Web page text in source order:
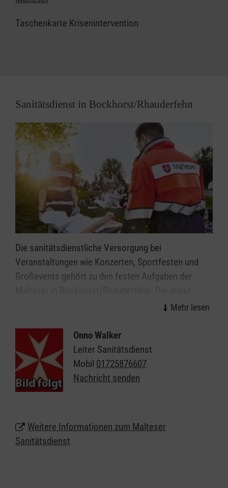
Malteser (Lückenschluss im
Unmittelbare Hilfe direkt nach dem Ereignis.
Kompetenzgewinn für ehrenamtliche
Helfer/innen
Unterstützung für Rettungsdienst, Feuerwehr
und weitere Organisationen
Taschenkarte Krisenintervention
Sanitätsdienst in Bockhorst/Rhauderfehn
Die sanitätsdienstliche Versorgung bei
Veranstaltungen wie Konzerten, Sportfesten und
Großevents gehört zu den festen Aufgaben der
ehrenamtlichen Mitarbeitenden des Malteser
Notfallvorsorge.
Veranstaltungen ab einer gewissen Dimension bzw.
mit einer bestimmten Charakteristik erfordern einen
qualifizierten Sanitätsdienst. Überall da, wo viele
Absicherung umsichtiger Veranstalter ergibt sich
die Notwendigkeit eines Sanitätsdienstes nicht
Onno Walker
Leiter Sanitätsdienst
Mobil 01725876607
Nachricht senden
Weitere Informationen zum Malteser
Sanitätsdienst